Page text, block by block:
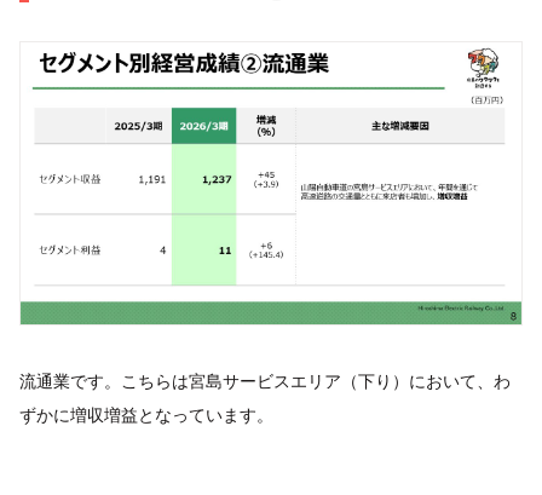
流通業です。こちらは宮島サービスエリア（下り）において、わ
ずかに増収増益となっています。